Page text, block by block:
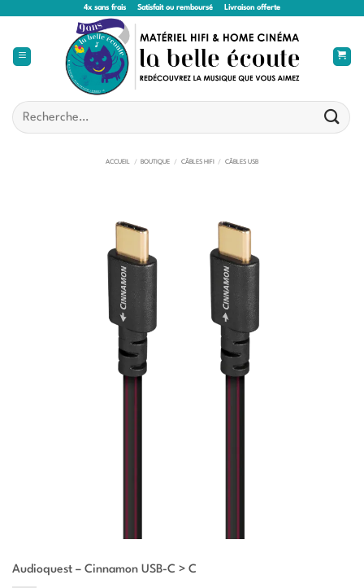
4x sans frais Satisfait ou remboursé Livraison offerte
Recherche
pour :
ACCUEIL / BOUTIQUE / CÂBLES HIFI / CÂBLES USB
Audioquest – Cinnamon USB-C > C